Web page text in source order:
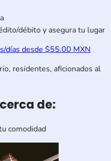
débito y asegura tu lugar
días desde $55.00 MXN
residentes, aficionados al
de:
comodidad